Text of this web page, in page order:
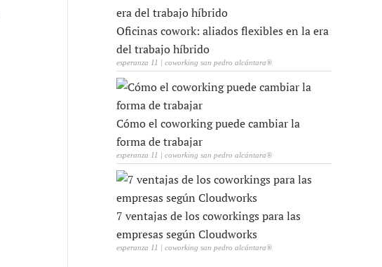
Oficinas cowork: aliados flexibles en la era
del trabajo híbrido
esperanza 11 | coworking san pedro alcántara®
Cómo el coworking puede cambiar la
forma de trabajar
esperanza 11 | coworking san pedro alcántara®
7 ventajas de los coworkings para las
empresas según Cloudworks
esperanza 11 | coworking san pedro alcántara®